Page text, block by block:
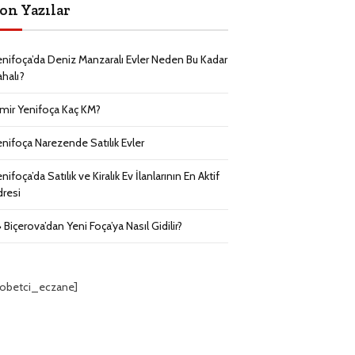
Yazılar
Deniz Manzaralı Evler Neden Bu Kadar
Yenifoça Kaç KM?
Narezende Satılık Evler
Satılık ve Kiralık Ev İlanlarının En Aktif
Biçerova’dan Yeni Foça’ya Nasıl Gidilir?